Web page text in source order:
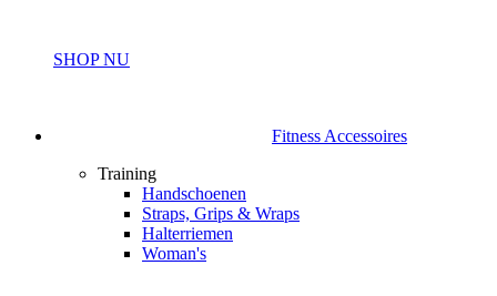
SHOP NU
Fitness Accessoires
Training
Handschoenen
Straps, Grips & Wraps
Halterriemen
Woman's